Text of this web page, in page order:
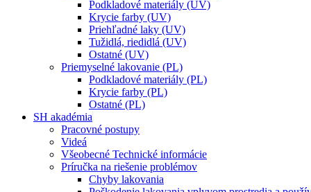
Podkladové materiály (UV)
Krycie farby (UV)
Priehľadné laky (UV)
Tužidlá, riedidlá (UV)
Ostatné (UV)
Priemyselné lakovanie (PL)
Podkladové materiály (PL)
Krycie farby (PL)
Ostatné (PL)
SH akadémia
Pracovné postupy
Videá
Všeobecné Technické informácie
Príručka na riešenie problémov
Chyby lakovania